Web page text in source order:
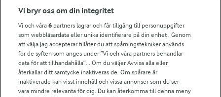
Fler Arlasajter
För ägare
Arlas kundportal
Arla.com
Falbygdens Ost
Arla webbshop
Bildbank
Vi bryr oss om din integritet
Vi och våra6 partners lagrar och får tillgång till personuppgifter
som webbläsardata eller unika identifierare på din enhet . Genom
att välja Jag accepterar tillåter du att spårningstekniker används
för de syften som anges under ”Vi och våra partners behandlar
data för att tillhandahålla”. . Om du väljer Avvisa alla eller
återkallar ditt samtycke inaktiveras de. Om spårare är
inaktiverade kan visst innehåll och vissa annonser som du ser
vara mindre relevanta för dig. Du kan återkomma till denna meny